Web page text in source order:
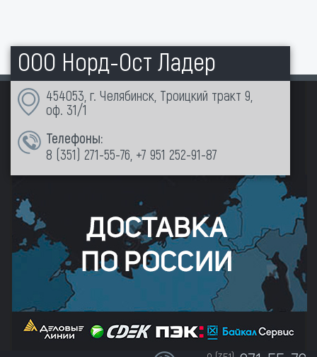
ООО Норд-Ост Ладер
454053, г. Челябинск, Троицкий тракт 9,
оф. 31/1
Телефоны:
8 (351) 271-55-76 +7 951 252-91-87